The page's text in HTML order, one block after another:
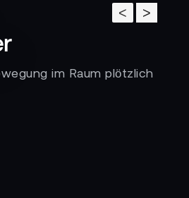
>
<
im Raum plötzlich